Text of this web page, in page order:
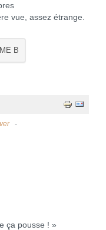
vue, assez étrange.
B
ça pousse ! »